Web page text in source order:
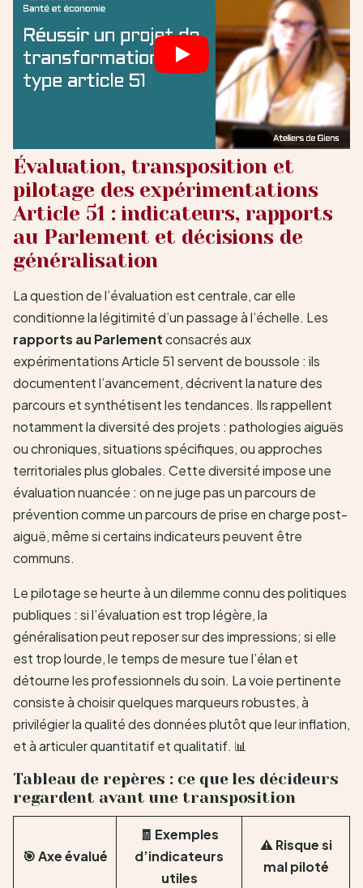
Évaluation, transposition et
pilotage des expérimentations
Article 51 : indicateurs, rapports
au Parlement et décisions de
généralisation
La question de l’évaluation est centrale, car elle
conditionne la légitimité d’un passage à l’échelle. Les
rapports au Parlementconsacrés aux
expérimentations Article 51 servent de boussole : ils
documentent l’avancement, décrivent la nature des
parcours et synthétisent les tendances. Ils rappellent
notamment la diversité des projets : pathologies aiguës
ou chroniques, situations spécifiques, ou approches
territoriales plus globales. Cette diversité impose une
évaluation nuancée : on ne juge pas un parcours de
prévention comme un parcours de prise en charge post-
aiguë, même si certains indicateurs peuvent être
communs.
Le pilotage se heurte à un dilemme connu des politiques
publiques : si l’évaluation est trop légère, la
généralisation peut reposer sur des impressions; si elle
est trop lourde, le temps de mesure tue l’élan et
détourne les professionnels du soin. La voie pertinente
consiste à choisir quelques marqueurs robustes, à
privilégier la qualité des données plutôt que leur inflation,
et à articuler quantitatif et qualitatif. 📊
Tableau de repères : ce que les décideurs
regardent avant une transposition
🎯 Axe évalué
🧾 Exemples
d’indicateurs
utiles
⚠️ Risque si
mal piloté